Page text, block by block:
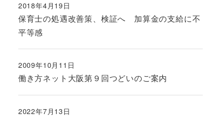
保育士の処遇改善策、検証へ 加算金の支給に不
平等感
投稿日
2018年4月19日
働き方ネット大阪第９回つどいのご案内
投稿日
2009年10月11日
2022年7月13日